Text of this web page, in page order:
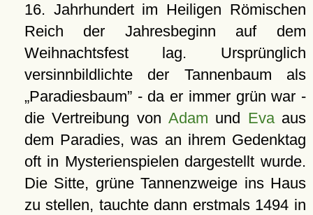
16. Jahrhundert im Heiligen Römischen
Reich der Jahresbeginn auf dem
Weihnachtsfest lag. Ursprünglich
versinnbildlichte der Tannenbaum als
Paradiesbaum - da er immer grün war -
die Vertreibung von Adam und Evaaus
dem Paradies, was an ihrem Gedenktag
oft in Mysterienspielen dargestellt wurde.
Die Sitte, grüne Tannenzweige ins Haus
zu stellen, tauchte dann erstmals 1494 in